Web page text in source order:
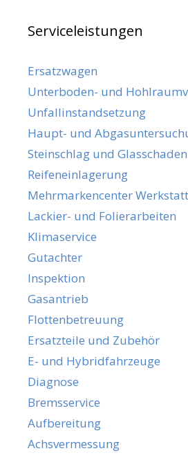
Serviceleistungen
Ersatzwagen
Unterboden- und
Unfallinstandsetzung
Haupt- und
Steinschlag und Glasschaden
Reifeneinlagerung
Mehrmarkencenter Werkstatt
Lackier- und Folierarbeiten
Klimaservice
Gutachter
Inspektion
Gasantrieb
Flottenbetreuung
Ersatzteile und Zubehör
E- und Hybridfahrzeuge
Diagnose
Bremsservice
Aufbereitung
Achsvermessung